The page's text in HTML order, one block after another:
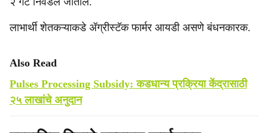
लाभार्थी शेतकऱ्याकडे ॲग्रीस्टॅक फार्मर आयडी असणे बंधनकारक.
Also Read
Pulses Processing Subsidy: कडधान्य प्रक्रिया केंद्रासाठी
२५ लाखांचे अनुदान